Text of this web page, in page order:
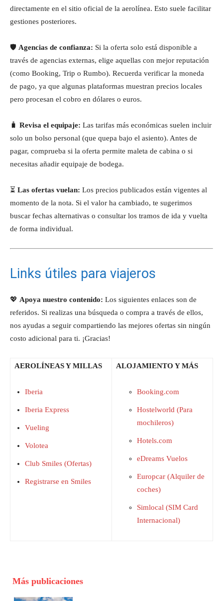
Más publicaciones
directamente en el sitio oficial de la aerolínea. Esto suele facilitar
gestiones posteriores.
🛡️ Agencias de confianza: Si la oferta solo está disponible a
través de agencias externas, elige aquellas con mejor reputación
(como Booking, Trip o Rumbo). Recuerda verificar la moneda
de pago, ya que algunas plataformas muestran precios locales
pero procesan el cobro en dólares o euros.
🧳 Revisa el equipaje: Las tarifas más económicas suelen incluir
solo un bolso personal (que quepa bajo el asiento). Antes de
pagar, comprueba si la oferta permite maleta de cabina o si
necesitas añadir equipaje de bodega.
⏳ Las ofertas vuelan: Los precios publicados están vigentes al
momento de la nota. Si el valor ha cambiado, te sugerimos
buscar fechas alternativas o consultar los tramos de ida y vuelta
de forma individual.
Links útiles para viajeros
💖 Apoya nuestro contenido: Los siguientes enlaces son de
referidos. Si realizas una búsqueda o compra a través de ellos,
nos ayudas a seguir compartiendo las mejores ofertas sin ningún
costo adicional para ti. ¡Gracias!
AEROLÍNEAS Y MILLAS
Iberia
Iberia Express
Vueling
Volotea
Club Smiles (Ofertas)
Registrarse en Smiles
ALOJAMIENTO Y MÁS
Booking.com
Hostelworld (Para
mochileros)
Hotels.com
eDreams Vuelos
Europcar (Alquiler de
coches)
Simlocal (SIM Card
Internacional)